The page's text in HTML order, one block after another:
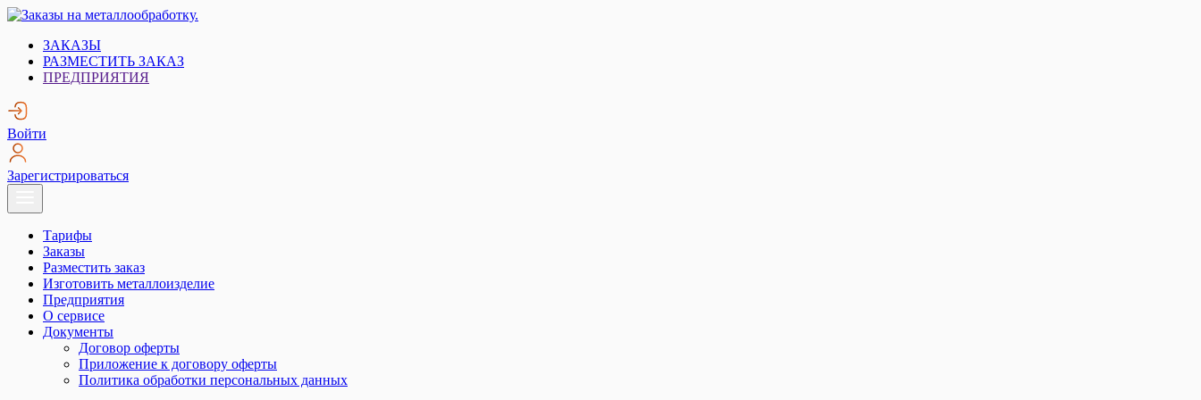
Skip
content
Заказы на металлообработку.
Металлообработка. Открытые заказы на металлообработку.
ЗАКАЗЫ
РАЗМЕСТИТЬ ЗАКАЗ
ПРЕДПРИЯТИЯ
Войти
Зарегистрироваться
Тарифы
Заказы
Разместить заказ
Изготовить металлоизделие
Предприятия
О сервисе
Документы
Договор оферты
Приложение к договору оферты
Политика обработки персональных данных